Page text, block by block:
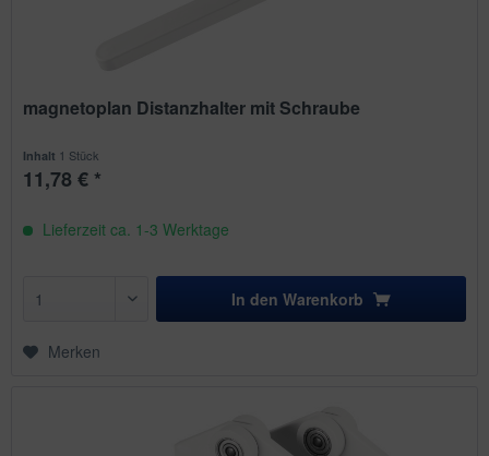
magnetoplan Distanzhalter mit Schraube
Inhalt 1 Stück
11,78 € *
Lieferzeit ca. 1-3 Werktage
In den Warenkorb
Merken